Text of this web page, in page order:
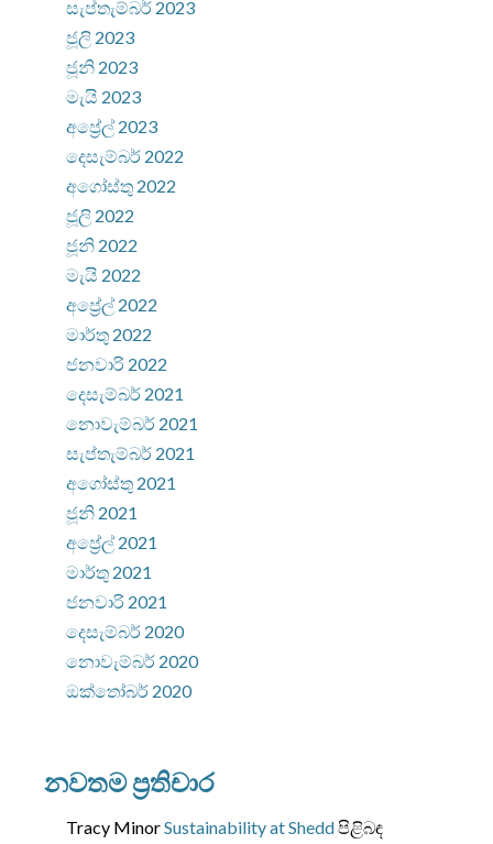
සැප්තැම්බර් 2023
ජූලි 2023
ජූනි 2023
මැයි 2023
අප්‍රේල් 2023
දෙසැම්බර් 2022
අගෝස්තු 2022
ජූලි 2022
ජූනි 2022
මැයි 2022
අප්‍රේල් 2022
මාර්තු 2022
ජනවාරි 2022
දෙසැම්බර් 2021
නොවැම්බර් 2021
සැප්තැම්බර් 2021
අගෝස්තු 2021
ජූනි 2021
අප්‍රේල් 2021
මාර්තු 2021
ජනවාරි 2021
දෙසැම්බර් 2020
නොවැම්බර් 2020
ඔක්තෝබර් 2020
නවතම ප්‍රතිචාර
Tracy MinorSustainability at Sheddපිළිබඳ